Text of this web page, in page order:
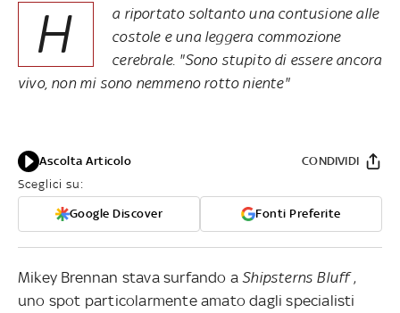
H
a riportato soltanto una contusione alle
costole e una leggera commozione
cerebrale. "Sono stupito di essere ancora
vivo, non mi sono nemmeno rotto niente"
Ascolta Articolo
Sceglici su:
Google Discover Fonti Preferite
CONDIVIDI
Mikey Brennan stava surfando aShipsterns Bluff,
uno spot particolarmente amato dagli specialisti